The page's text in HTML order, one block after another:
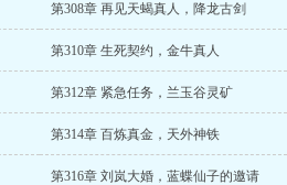
第308章 再见天蝎真人，降龙古剑
第310章 生死契约，金牛真人
第312章 紧急任务，兰玉谷灵矿
第314章 百炼真金，天外神铁
第316章 刘岚大婚，蓝蝶仙子的邀请